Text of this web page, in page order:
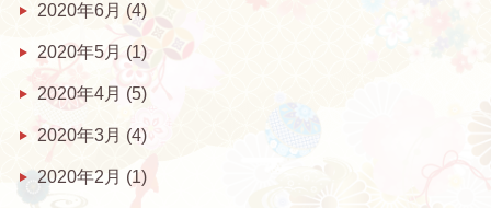
2020年6月 (4)
2020年5月 (1)
2020年4月 (5)
2020年3月 (4)
2020年2月 (1)